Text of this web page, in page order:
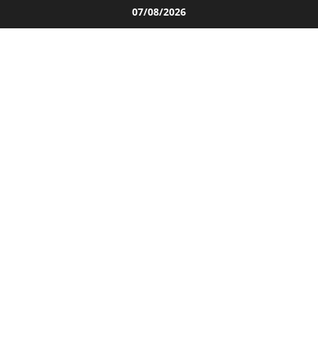
al
07/08/2026